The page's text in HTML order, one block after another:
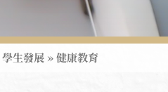
學生發展»健康教育